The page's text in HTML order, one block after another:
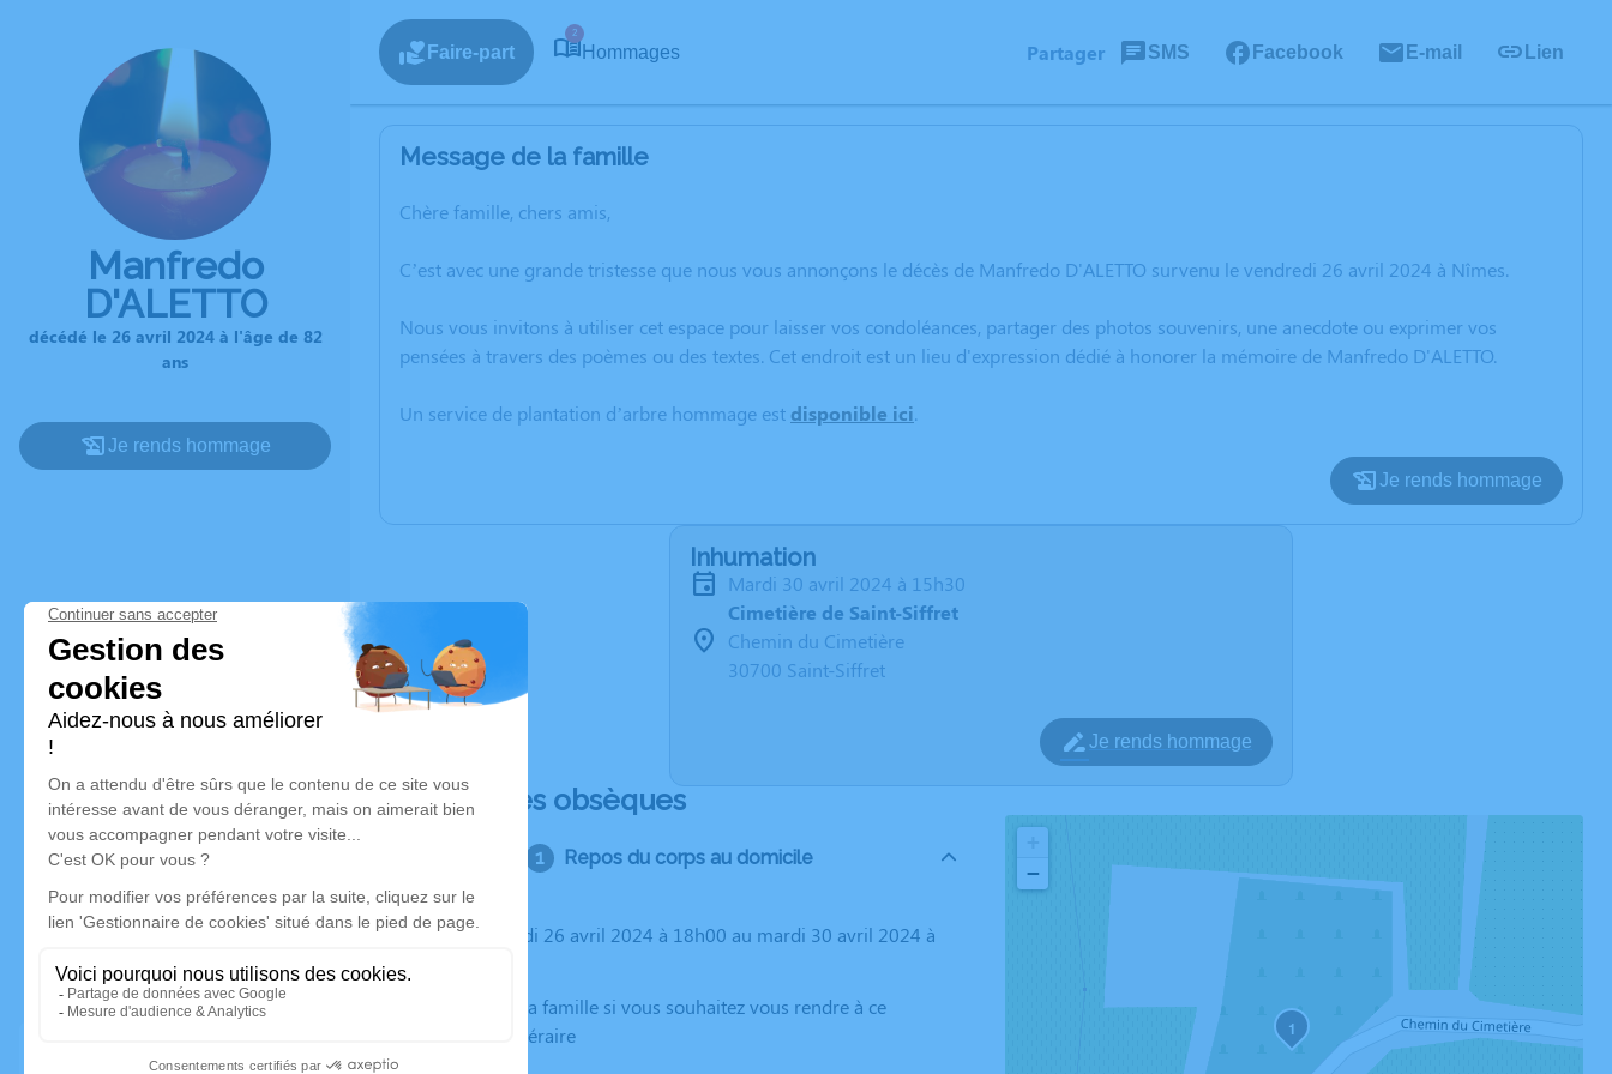
Manfredo
D'ALETTO
décédé le 26 avril 2024 à l'âge de 82
ans
Je rends hommage
Faire-part
2
Hommages Partager SMS Facebook E-mail Lien
Message de la famille
Chère famille, chers amis,
C’est avec une grande tristesse que nous vous annonçons le décès de Manfredo D'ALETTO survenu le vendredi 26 avril 2024 à Nîmes.
Nous vous invitons à utiliser cet espace pour laisser vos condoléances, partager des photos souvenirs, une anecdote ou exprimer vos
pensées à travers des poèmes ou des textes. Cet endroit est un lieu d'expression dédié à honorer la mémoire de Manfredo D'ALETTO.
Un service de plantation d’arbre hommage est disponible ici.
Je rends hommage
Inhumation
mardi 30 avril 2024 à 15h30
Cimetière de Saint-Siffret
Chemin du Cimetière
30700 Saint-Siffret
Je rends hommage
Déroulé des obsèques
Repos du corps au domicile
Du vendredi 26 avril 2024 à 18h00 au mardi 30 avril 2024 à
service funéraire
1
−